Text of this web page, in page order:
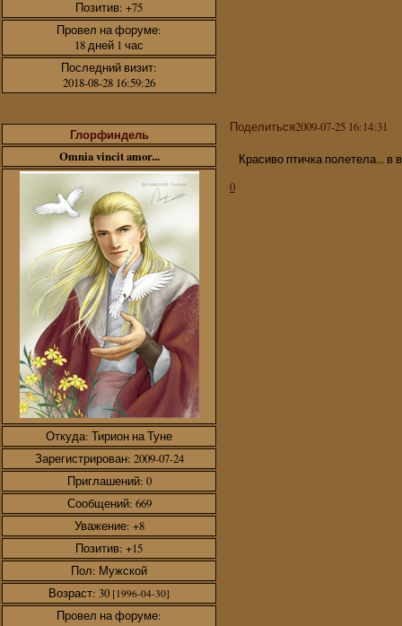
Позитив: +75
Провел на форуме:
18 дней 1 час
Последний визит:
2018-08-28 16:59:26
Поделиться2009-07-25 16:14:31
Глорфиндель
Omnia vincit amor...
Откуда: Тирион на Туне
Зарегистрирован: 2009-07-24
Приглашений: 0
Сообщений: 669
Уважение: +8
Позитив: +15
Пол: Мужской
Возраст: 30 [1996-04-30]
Провел на форуме:
Красиво птичка полетела... в
0